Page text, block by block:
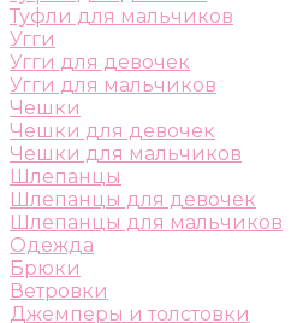
Туфли для мальчиков
Угги
Угги для девочек
Угги для мальчиков
Чешки
Чешки для девочек
Чешки для мальчиков
Шлепанцы
Шлепанцы для девочек
Шлепанцы для мальчиков
Одежда
Брюки
Ветровки
Джемперы и толстовки